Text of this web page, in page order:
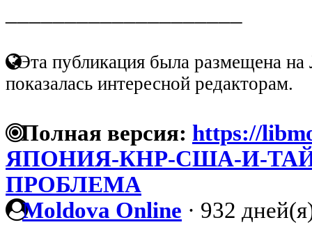
Эта публикация была размещена на
показалась интересной редакторам.
Полная версия: https://
ЯПОНИЯ-КНР-США-И-
ПРОБЛЕМА
Moldova Online · 932